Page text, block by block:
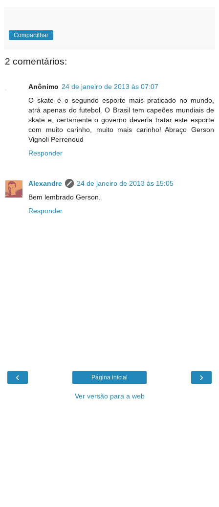
Compartilhar
2 comentários:
Anônimo 24 de janeiro de 2013 às 07:07
O skate é o segundo esporte mais praticado no mundo,
atrá apenas do futebol. O Brasil tem capeões mundiais de
skate e, certamente o governo deveria tratar este esporte
com muito carinho, muito mais carinho! Abraço Gerson
Vignoli Perrenoud
Responder
Alexandre
24 de janeiro de 2013 às 15:05
Bem lembrado Gerson.
Responder
‹ ›
Página inicial
Ver versão para a web